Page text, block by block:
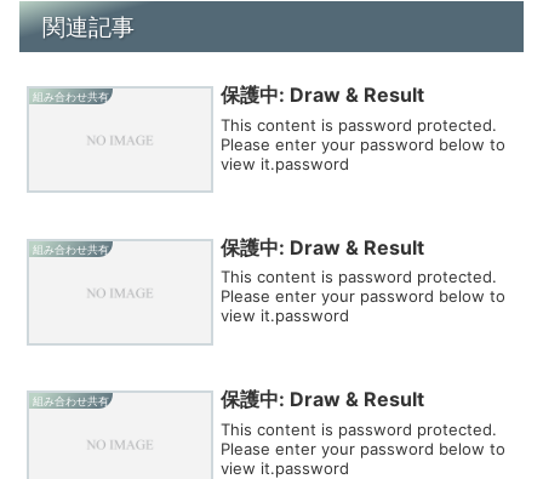
関連記事
組み合わせ共有 保護中: Draw & Result
This content is password protected.
Please enter your password below to
view it.password
組み合わせ共有 保護中: Draw & Result
This content is password protected.
Please enter your password below to
view it.password
組み合わせ共有 保護中: Draw & Result
This content is password protected.
Please enter your password below to
view it.password